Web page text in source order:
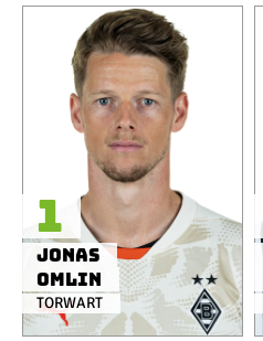
TORWART
Jonas
Omlin
1